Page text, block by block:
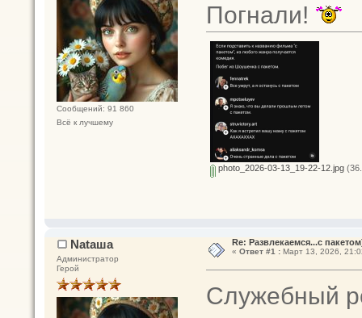
Сообщений: 91 860
Всё к лучшему
Погнали!
photo_2026-03-13_19-22-12.jpg
Nataшa
Администратор
Герой
Re: Развлекаемся...с
« Ответ #1 :Март 13, 2026,
Служебный